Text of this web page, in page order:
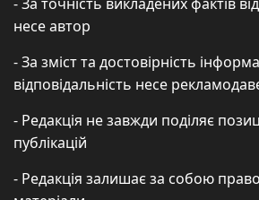
несе автор
- За зміст та достовірність
відповідальність несе
- Редакція не завжди поділяє
публікацій
- Редакція залишає за собою